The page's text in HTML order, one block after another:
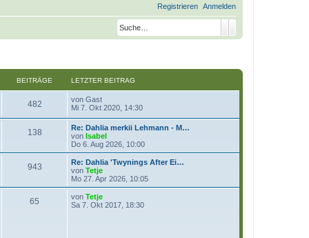
Anmelden
Registrieren
BEITRÄGE LETZTER BEITRAG
482 von Gast
e
e
s
t
e
r
B
i
t
a
Mi 7. Okt 2020, 14:30
138
Re: Dahlia merkii Lehmann - M…
von Isabel
e
u
e
t
B
e
Do 6. Aug 2026, 10:00
943
Re: Dahlia 'Twynings After Ei…
von Tetje
e
u
s
Mo 27. Apr 2026, 10:05
65 von Tetje
e
Sa 7. Okt 2017, 18:30